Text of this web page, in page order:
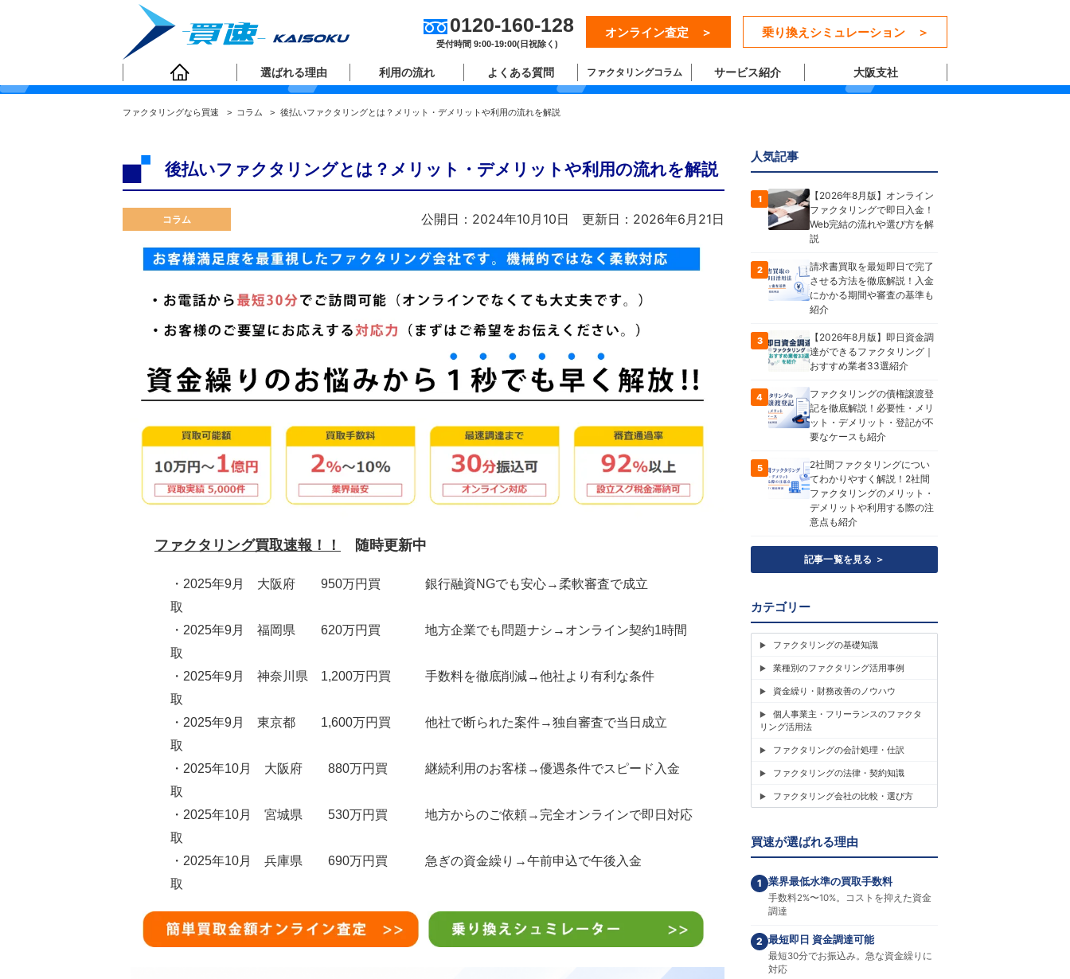
0120-160-128
受付時間 9:00-19:00(日祝除く)
オンライン査定 ＞ 乗り換えシミュレーション ＞
選ばれる理由 利用の流れ よくある質問 ファクタリングコラム サービス紹介 大阪支社
ファクタリングコラム
ファクタリングなら買速 > コラム > 後払いファクタリングとは？メリット・デメリットや利用の流れを解説
後払いファクタリングとは？メリット・デメリットや利用の流れを解説
コラム 公開日：2024年10月10日 更新日：2026年6月21日
ファクタリング買取速報！！ 随時更新中
・2025年9月 大阪府 950万円買
取
銀行融資NGでも安心→柔軟審査で成立
・2025年9月 福岡県 620万円買
取
地方企業でも問題ナシ→オンライン契約1時間
・2025年9月 神奈川県 1,200万円買
取
手数料を徹底削減→他社より有利な条件
・2025年9月 東京都 1,600万円買
取
他社で断られた案件→独自審査で当日成立
・2025年10月 大阪府 880万円買
取
継続利用のお客様→優遇条件でスピード入金
・2025年10月 宮城県 530万円買
取
地方からのご依頼→完全オンラインで即日対応
・2025年10月 兵庫県 690万円買
取
急ぎの資金繰り→午前申込で午後入金
人気記事
1
【2026年8月版】オンライン
ファクタリングで即日入金！
Web完結の流れや選び方を解
説
2
請求書買取を最短即日で完了
させる方法を徹底解説！入金
にかかる期間や審査の基準も
紹介
3
【2026年8月版】即日資金調
達ができるファクタリング｜
おすすめ業者33選紹介
4
ファクタリングの債権譲渡登
記を徹底解説！必要性・メリ
ット・デメリット・登記が不
要なケースも紹介
5
2社間ファクタリングについ
てわかりやすく解説！2社間
ファクタリングのメリット・
デメリットや利用する際の注
意点も紹介
記事一覧を見る ＞
カテゴリー
ファクタリングの基礎知識
業種別のファクタリング活用事例
資金繰り・財務改善のノウハウ
個人事業主・フリーランスのファクタ
リング活用法
ファクタリングの会計処理・仕訳
ファクタリングの法律・契約知識
ファクタリング会社の比較・選び方
買速が選ばれる理由
1 業界最低水準の買取手数料
手数料2%〜10%。コストを抑えた資金
調達
2 最短即日 資金調達可能
最短30分でお振込み。急な資金繰りに
対応